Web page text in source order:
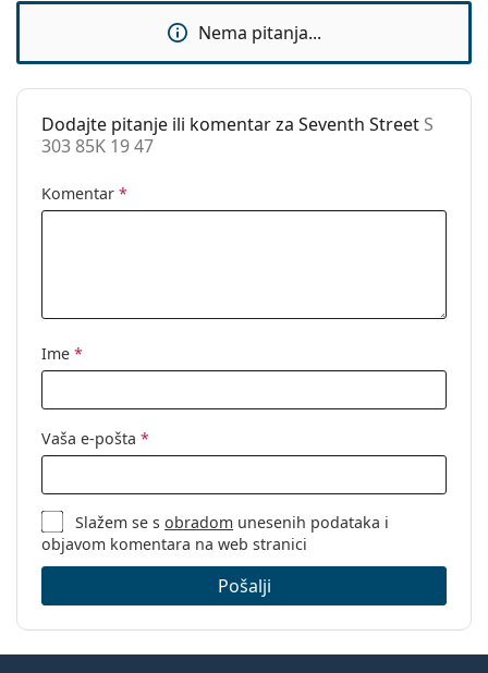
Krpa za
čišćenje:
Ne
Ostalo
Spol:
Kategorija:
Dioptrijske naočale
Nema pitanja...
Dodajte pitanje ili komentar za Seventh Street S
303 85K 19 47
Komentar *
Ime *
Vaša e-pošta *
Slažem se sobradom unesenih podataka i
objavom komentara na web stranici
Pošalji